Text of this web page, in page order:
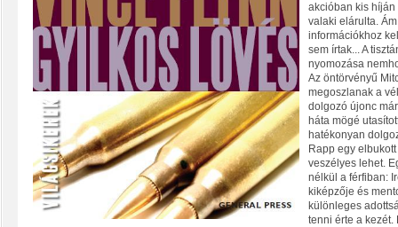
akcióban kis
valaki elárulta.
információkhoz
sem írtak... A
nyomozása
Az öntörvényű
megoszlanak a
dolgozó újonc
háta mögé
hatékonyan
Rapp egy
veszélyes lehet.
nélkül a férfiban:
kiképzője és
különleges
tenni érte a